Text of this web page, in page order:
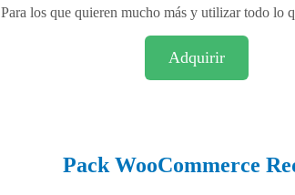
Para los que quieren mucho más y utilizar todo lo
Adquirir
Pack WooCommerce